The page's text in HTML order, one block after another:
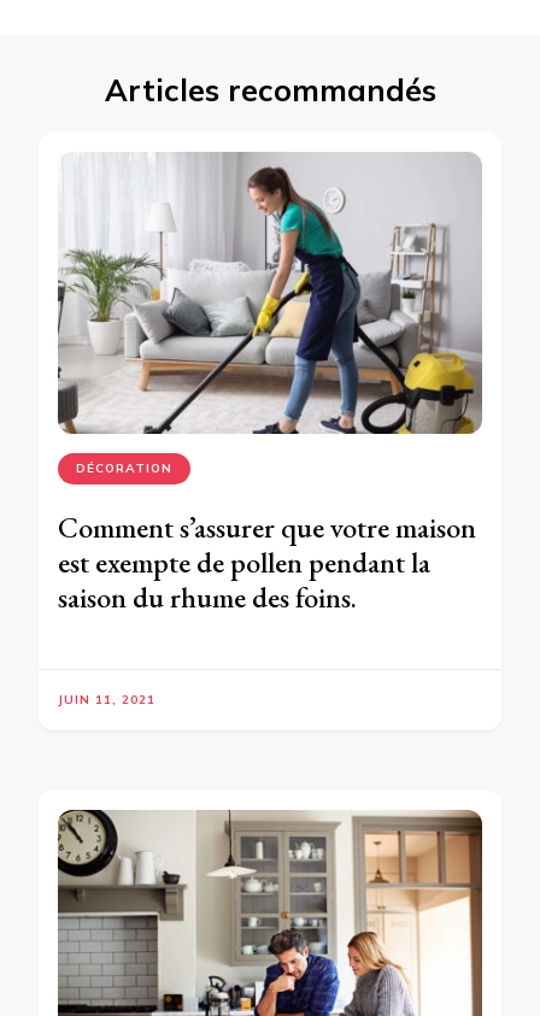
Articles recommandés
DÉCORATION
Comment s’assurer que votre maison
est exempte de pollen pendant la
saison du rhume des foins.
JUIN 11, 2021